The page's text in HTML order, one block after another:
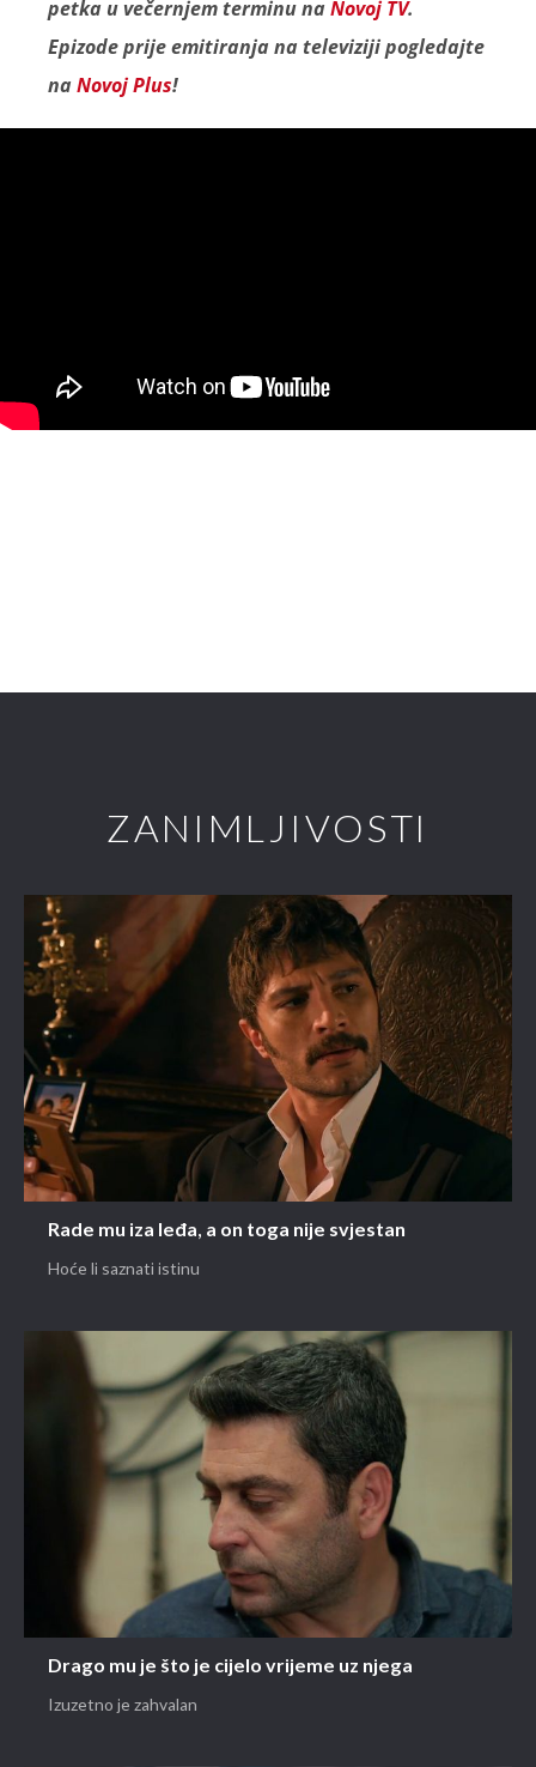
petka u večernjem terminu naNovoj TV.
Epizode prije emitiranja na televiziji pogledajte
naNovoj Plus!
ZANIMLJIVOSTI
Rade mu iza leđa, a on toga nije svjestan
Hoće li saznati istinu
Drago mu je što je cijelo vrijeme uz njega
Izuzetno je zahvalan